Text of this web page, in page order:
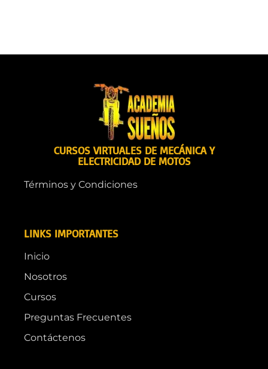
CURSOS VIRTUALES DE MECÁNICA Y
ELECTRICIDAD DE MOTOS
Términos y Condiciones
LINKS IMPORTANTES
Inicio
Nosotros
Cursos
Preguntas Frecuentes
Contáctenos